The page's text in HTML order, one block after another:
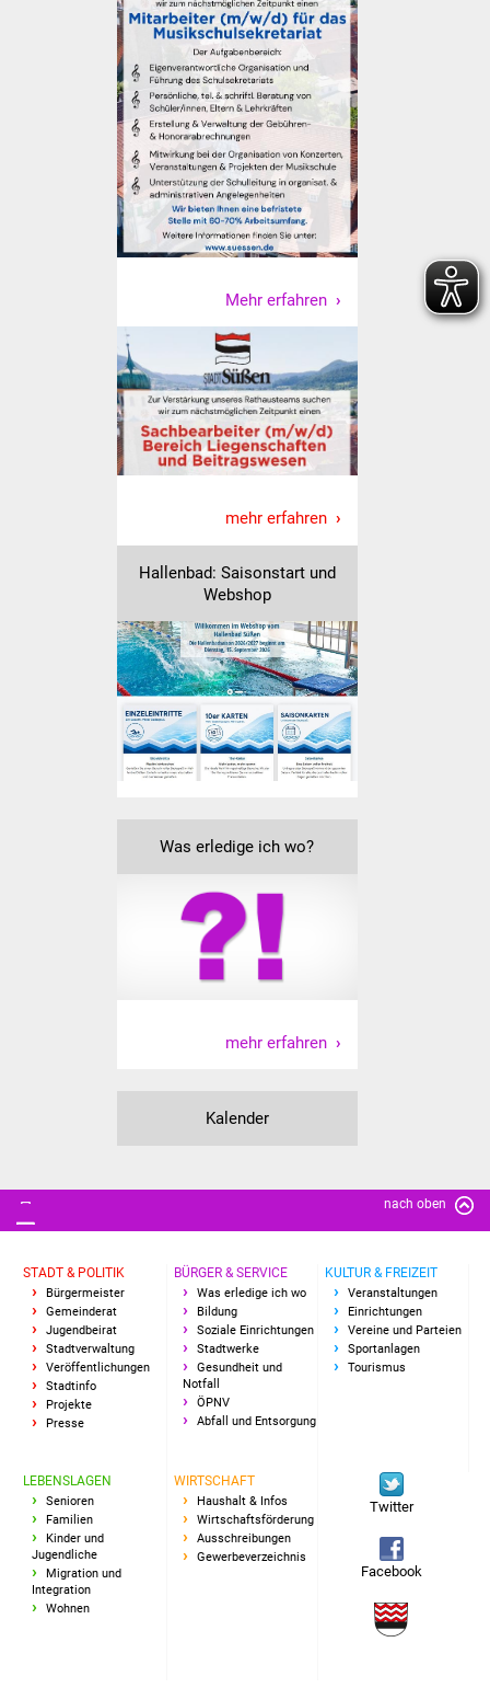
Familientreff
Kinder und Jugendliche
Schülerferienprogramm
Migration und Integration
Freundeskreis Asyl
Ukraine-Hilfe
Wohnen
Bauen in Süßen
Wohnimmobilien +
Baugrundstücke
Wirtschaft
Haushalt & Infos
Wirtschaftsförderung
Gewerbeimmobilien
IKG Auen
Ausschreibungen
Öffentliche
Europaweite
Ausschreibung
Gewerbeverzeichnis
Mehr erfahren
mehr erfahren
Hallenbad: Saisonstart und
Webshop
Was erledige ich wo?
mehr erfahren
Kalender
nach oben
STADT & POLITIK
Bürgermeister
Gemeinderat
Jugendbeirat
Stadtverwaltung
Veröffentlichungen
Stadtinfo
Projekte
Presse
BÜRGER & SERVICE
Was erledige ich wo
Bildung
Soziale Einrichtungen
Stadtwerke
Gesundheit und
Notfall
ÖPNV
Abfall und Entsorgung
KULTUR & FREIZEIT
Veranstaltungen
Einrichtungen
Vereine und Parteien
Sportanlagen
Tourismus
LEBENSLAGEN
Senioren
Familien
Kinder und
Jugendliche
Migration und
Integration
Wohnen
WIRTSCHAFT
Haushalt & Infos
Wirtschaftsförderung
Ausschreibungen
Gewerbeverzeichnis
Twitter
Facebook